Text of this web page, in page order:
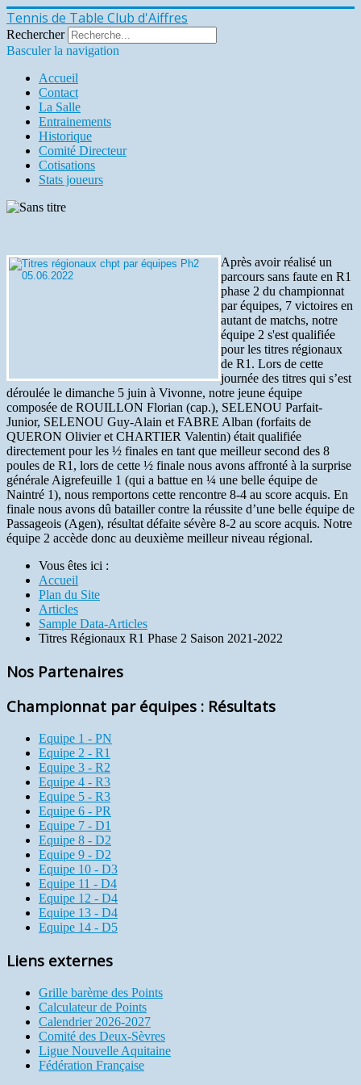
Tennis de Table Club d'Aiffres
Rechercher
Basculer la navigation
Accueil
Contact
La Salle
Entrainements
Historique
Comité Directeur
Cotisations
Stats joueurs
Après avoir réalisé un
parcours sans faute en R1
phase 2 du championnat
par équipes, 7 victoires en
autant de matchs, notre
équipe 2 s'est qualifiée
pour les titres régionaux
de R1. Lors de cette
journée des titres qui s’est
déroulée le dimanche 5 juin à Vivonne, notre jeune équipe
composée de ROUILLON Florian (cap.), SELENOU Parfait-
Junior, SELENOU Guy-Alain et FABRE Alban (forfaits de
QUERON Olivier et CHARTIER Valentin) était qualifiée
directement pour les ½ finales en tant que meilleur second des 8
poules de R1, lors de cette ½ finale nous avons affronté à la surprise
générale Aigrefeuille 1 (qui a battue en ¼ une belle équipe de
Naintré 1), nous remportons cette rencontre 8-4 au score acquis. En
finale nous avons dû batailler contre la réussite d’une belle équipe de
Passageois (Agen), résultat défaite sévère 8-2 au score acquis. Notre
équipe 2 accède donc au deuxième meilleur niveau régional.
Vous êtes ici :
Accueil
Plan du Site
Articles
Sample Data-Articles
Titres Régionaux R1 Phase 2 Saison 2021-2022
Nos Partenaires
Championnat par équipes : Résultats
Equipe 1 - PN
Equipe 2 - R1
Equipe 3 - R2
Equipe 4 - R3
Equipe 5 - R3
Equipe 6 - PR
Equipe 7 - D1
Equipe 8 - D2
Equipe 9 - D2
Equipe 10 - D3
Equipe 11 - D4
Equipe 12 - D4
Equipe 13 - D4
Equipe 14 - D5
Liens externes
Grille barème des Points
Calculateur de Points
Calendrier 2026-2027
Comité des Deux-Sèvres
Ligue Nouvelle Aquitaine
Fédération Française